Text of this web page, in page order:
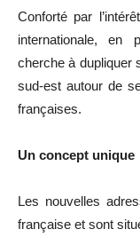
Conforté par
internationale, en
cherche à dupliquer
sud-est autour de
françaises.
Un concept unique
Les nouvelles
française et sont